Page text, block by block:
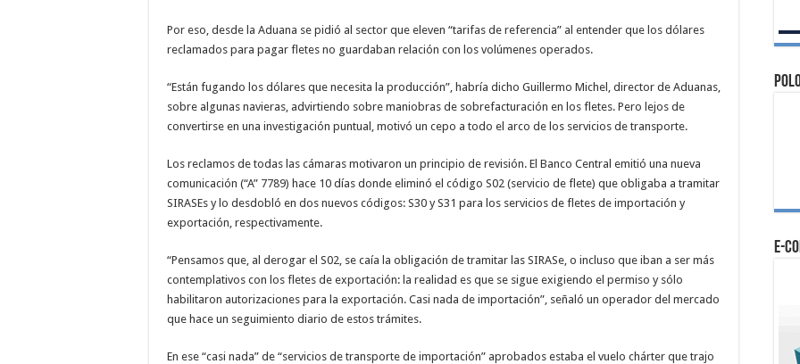
Por eso, desde la Aduana se pidió al sector que eleven “tarifas de referencia” al entender que los dólares
reclamados para pagar fletes no guardaban relación con los volúmenes operados.
“Están fugando los dólares que necesita la producción”, habría dicho Guillermo Michel, director de Aduanas,
sobre algunas navieras, advirtiendo sobre maniobras de sobrefacturación en los fletes. Pero lejos de
convertirse en una investigación puntual, motivó un cepo a todo el arco de los servicios de transporte.
Los reclamos de todas las cámaras motivaron un principio de revisión. El Banco Central emitió una nueva
comunicación (“A” 7789) hace 10 días donde eliminó el código S02 (servicio de flete) que obligaba a tramitar
SIRASEs y lo desdobló en dos nuevos códigos: S30 y S31 para los servicios de fletes de importación y
exportación, respectivamente.
“Pensamos que, al derogar el S02, se caía la obligación de tramitar las SIRASe, o incluso que iban a ser más
contemplativos con los fletes de exportación: la realidad es que se sigue exigiendo el permiso y sólo
habilitaron autorizaciones para la exportación. Casi nada de importación”, señaló un operador del mercado
que hace un seguimiento diario de estos trámites.
En ese “casi nada” de “servicios de transporte de importación” aprobados estaba el vuelo chárter que trajo
e-